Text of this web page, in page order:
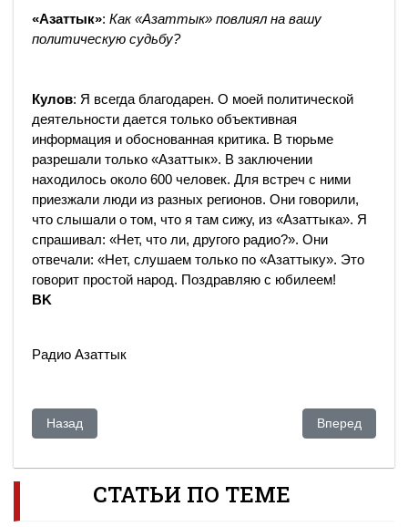
«Азаттык»: Как «Азаттык» повлиял на вашу
политическую судьбу?
Кулов: Я всегда благодарен. О моей политической
деятельности дается только объективная
информация и обоснованная критика. В тюрьме
разрешали только «Азаттык». В заключении
находилось около 600 человек. Для встреч с ними
приезжали люди из разных регионов. Они говорили,
что слышали о том, что я там сижу, из «Азаттыка». Я
спрашивал: «Нет, что ли, другого радио?». Они
отвечали: «Нет, слушаем только по «Азаттыку». Это
говорит простой народ. Поздравляю с юбилеем!
BK
Радио Азаттык
Предыдущий: Украина просит нефти и газа у Казахстана
Назад Следующий:
Вперед
СТАТЬИ ПО ТЕМЕ